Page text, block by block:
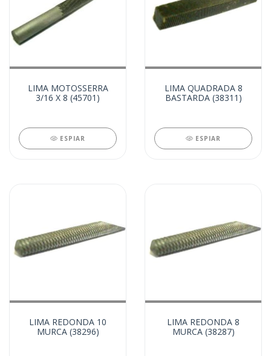
LIMA MOTOSSERRA
3/16 X 8 (45701)
ESPIAR
LIMA QUADRADA 8
BASTARDA (38311)
ESPIAR
LIMA REDONDA 10
MURCA (38296)
LIMA REDONDA 8
MURCA (38287)